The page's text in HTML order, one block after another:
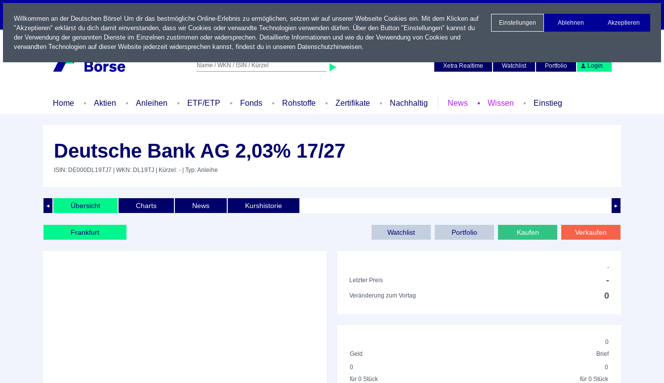
LIVE
Name / WKN / ISIN / Kürzel
Xetra Realtime
Watchlist Portfolio Login
Home Aktien Anleihen ETF/ETP Fonds Rohstoffe Zertifikate Nachhaltig News Wissen Einstieg
Deutsche Bank AG 2,03% 17/27
ISIN: DE000DL19TJ7 | WKN: DL19TJ | Kürzel: - | Typ: Anleihe
◄ ►
Übersicht Charts News Kurshistorie
Frankfurt Verkaufen
Kaufen
Portfolio
Watchlist
-
Letzter Preis
-
Veränderung zum Vortag 0
0
Geld
Brief
0
für 0 Stück
0
für 0 Stück
Willkommen an der Deutschen Börse! Um dir das bestmögliche Online-Erlebnis zu ermöglichen, setzen wir auf unserer Webseite Cookies ein. Mit dem Klicken auf
"Akzeptieren" erklärst du dich damit einverstanden, dass wir Cookies oder verwandte Technologien verwenden dürfen. Über den Button "Einstellungen" kannst du
der Verwendung der genannten Dienste im Einzelnen zustimmen oder widersprechen. Detaillierte Informationen und wie du der Verwendung von Cookies und
verwandten Technologien auf dieser Website jederzeit widersprechen kannst, findest du in unseren Datenschutzhinweisen.
Einstellungen Ablehnen Akzeptieren